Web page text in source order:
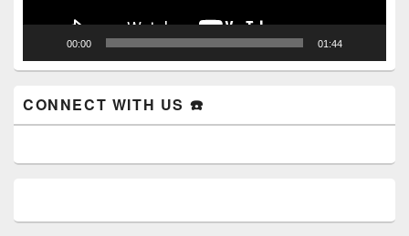
00:00 01:44
CONNECT WITH US ☎️